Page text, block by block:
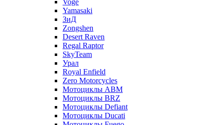
Voge
Yamasaki
ЗиД
Zongshen
Desert Raven
Regal Raptor
SkyTeam
Урал
Royal Enfield
Zero Motorcycles
Мотоциклы ABM
Мотоциклы BRZ
Мотоциклы Defiant
Мотоциклы Ducati